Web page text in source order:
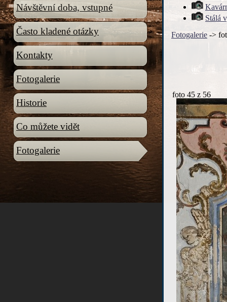
Návštěvní doba, vstupné
Často kladené otázky
Kontakty
Fotogalerie
Historie
Co můžete vidět
Fotogalerie
Stálá
Fotogalerie ->
foto 45 z 56